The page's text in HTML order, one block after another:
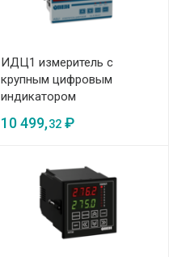
ИДЦ1 измеритель с
крупным цифровым
индикатором
10 499,32₽